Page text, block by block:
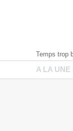
Temps trop
A LA UNE